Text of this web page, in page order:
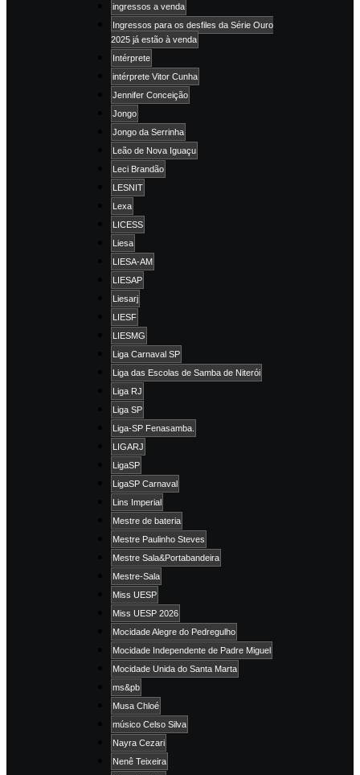
ingressos a venda
Ingressos para os desfiles da Série Ouro
2025 já estão à venda
Intérprete
intérprete Vitor Cunha
Jennifer Conceição
Jongo
Jongo da Serrinha
Leão de Nova Iguaçu
Leci Brandão
LESNIT
Lexa
LICESS
Liesa
LIESA-AM
LIESAP
Liesarj
LIESF
LIESMG
Liga Carnaval SP
Liga das Escolas de Samba de Niterói
Liga RJ
Liga SP
Liga-SP Fenasamba.
LIGARJ
LigaSP
LigaSP Carnaval
Lins Imperial
Mestre de bateria
Mestre Paulinho Steves
Mestre Sala&Portabandeira
Mestre-Sala
Miss UESP
Miss UESP 2026
Mocidade Alegre do Pedregulho
Mocidade Independente de Padre Miguel
Mocidade Unida do Santa Marta
ms&pb
Musa Chloé
músico Celso Silva
Nayra Cezari
Nenê Teixeira